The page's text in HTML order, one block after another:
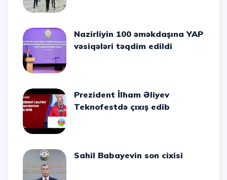
Nazirliyin 100 əməkdaşına YAP
vəsiqələri təqdim edildi
Prezident İlham Əliyev
Teknofestdə çıxış edib
Sahil Babayevin son cixisi